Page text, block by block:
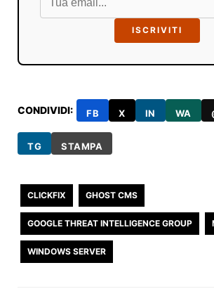
ISCRIVITI
CONDIVIDI: FB X IN WA
TG STAMPA
CLICKFIX GHOST CMS
GOOGLE THREAT INTELLIGENCE GROUP
WINDOWS SERVER